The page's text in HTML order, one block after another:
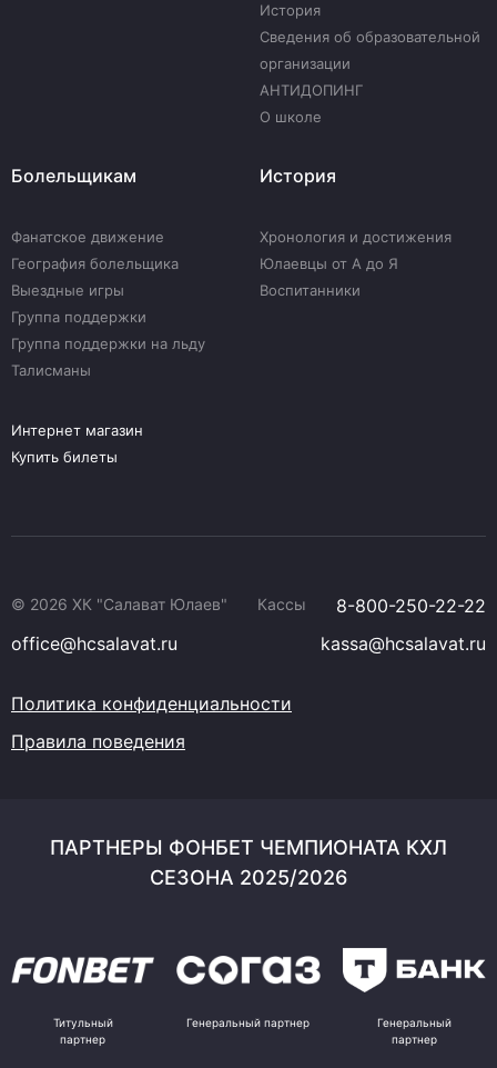
История
Сведения об образовательной
организации
АНТИДОПИНГ
О школе
Болельщикам
Фанатское движение
География болельщика
Выездные игры
Группа поддержки
Группа поддержки на льду
Талисманы
История
Хронология и достижения
Юлаевцы от А до Я
Воспитанники
Интернет магазин
Купить билеты
© 2026 ХК "Салават Юлаев" Кассы
8-800-250-22-22
office@hcsalavat.ru
kassa@hcsalavat.ru
Политика конфиденциальности
Правила поведения
ПАРТНЕРЫ ФОНБЕТ ЧЕМПИОНАТА КХЛ
СЕЗОНА 2025/2026
Титульный
партнер
Генеральный партнер
Генеральный
партнер